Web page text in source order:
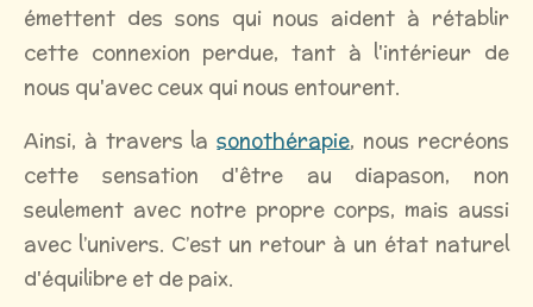
émettent des sons qui nous aident à rétablir
cette connexion perdue, tant à l'intérieur de
nous qu'avec ceux qui nous entourent.
Ainsi, à travers lasonothérapie, nous recréons
cette sensation d'être au diapason, non
seulement avec notre propre corps, mais aussi
avec l’univers. C’est un retour à un état naturel
d'équilibre et de paix.